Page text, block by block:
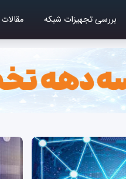
بررسی تجهیزات شبکه مقالات